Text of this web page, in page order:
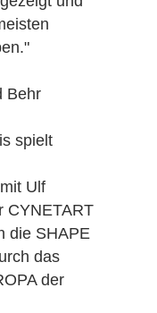
Behr
spielt
Ulf
CYNETART
die SHAPE
das
der